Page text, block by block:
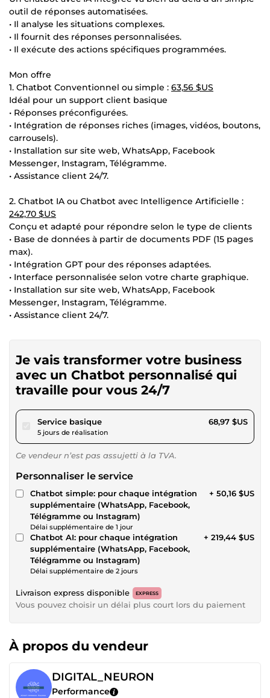
outil de réponses automatisées.
• Il analyse les situations complexes.
• Il fournit des réponses personnalisées.
• Il exécute des actions spécifiques programmées.
Mon offre
1. Chatbot Conventionnel ou simple : 63,56 $US
Idéal pour un support client basique
• Réponses préconfigurées.
• Intégration de réponses riches (images, vidéos, boutons,
carrousels).
• Installation sur site web, WhatsApp, Facebook
Messenger, Instagram, Télégramme.
• Assistance client 24/7.
2. Chatbot IA ou Chatbot avec Intelligence Artificielle :
242,70 $US
Conçu et adapté pour répondre selon le type de clients
• Base de données à partir de documents PDF (15 pages
max).
• Intégration GPT pour des réponses adaptées.
• Interface personnalisée selon votre charte graphique.
• Installation sur site web, WhatsApp, Facebook
Messenger, Instagram, Télégramme.
• Assistance client 24/7.
Je vais transformer votre business
avec un Chatbot personnalisé qui
travaille pour vous 24/7
Service basiquepour 63,56 $US
5 jours de réalisation
68,97 $US
Ce vendeur n’est pas assujetti à la TVA.
Personnaliser le service
Chatbot simple: pour chaque intégration
supplémentaire (WhatsApp, Facebook,
Télégramme ou Instagram)
Délai supplémentaire de 1 jour
+ 50,16 $US
Chatbot AI: pour chaque intégration
supplémentaire (WhatsApp, Facebook,
Télégramme ou Instagram)
Délai supplémentaire de 2 jours
+ 219,44 $US
Livraison express disponible EXPRESS
Vous pouvez choisir un délai plus court lors du paiement
À propos du vendeur
DIGITAL_NEURON
Performance